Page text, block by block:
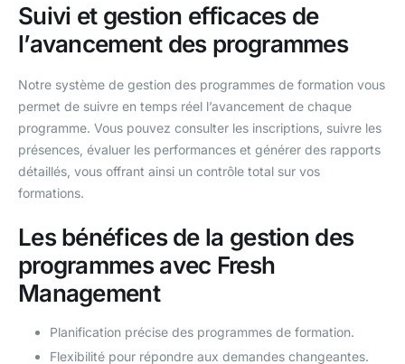
Suivi et gestion efficaces de
l’avancement des programmes
Notre système de gestion des programmes de formation vous
permet de suivre en temps réel l’avancement de chaque
programme. Vous pouvez consulter les inscriptions, suivre les
présences, évaluer les performances et générer des rapports
détaillés, vous offrant ainsi un contrôle total sur vos
formations.
Les bénéfices de la gestion des
programmes avec Fresh
Management
Planification précise des programmes de formation.
Flexibilité pour répondre aux demandes changeantes.